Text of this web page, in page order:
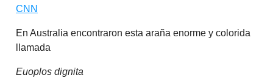
CNN
En Australia encontraron esta araña enorme y colorida
llamada
Euoplos dignita